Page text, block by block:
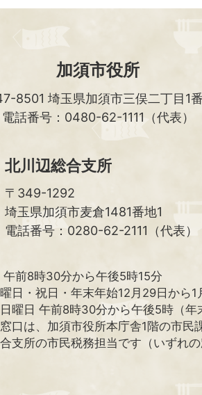
加須市役所
8501 埼玉県加須市三俣二丁目1
電話番号：0480-62-1111（代表）
北川辺総合支所
〒349-1292
埼玉県加須市麦倉1481番地1
電話番号：0280-62-2111（代表）
午前8時30分から午後5時15分
曜日・祝日・年末年始12月29日から1
曜日 午前8時30分から午後5時（年
口は、加須市役所本庁舎1階の市民
支所の市民税務担当です（いずれ